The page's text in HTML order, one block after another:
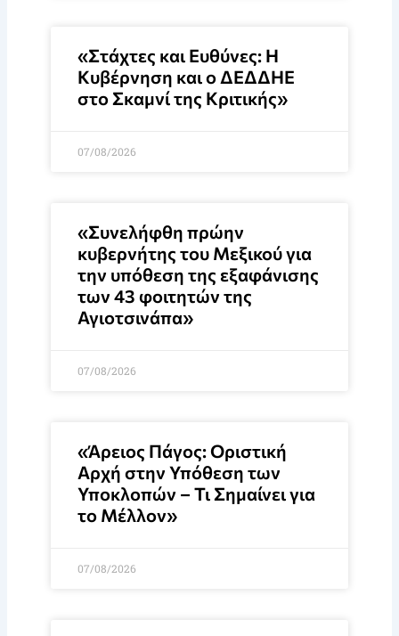
«Στάχτες και Ευθύνες: Η
Κυβέρνηση και ο ΔΕΔΔΗΕ
στο Σκαμνί της Κριτικής»
07/08/2026
«Συνελήφθη πρώην
κυβερνήτης του Μεξικού για
την υπόθεση της εξαφάνισης
των 43 φοιτητών της
Αγιοτσινάπα»
07/08/2026
«Άρειος Πάγος: Οριστική
Αρχή στην Υπόθεση των
Υποκλοπών – Τι Σημαίνει για
το Μέλλον»
07/08/2026